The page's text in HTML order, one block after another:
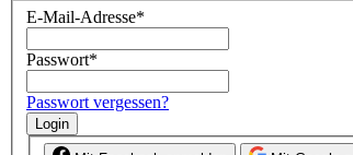
E-Mail-Adresse*
Passwort*
Passwort vergessen?
Login